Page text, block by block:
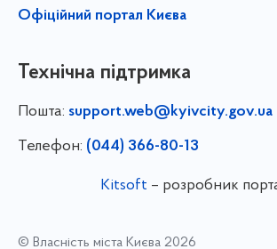
Офіційний портал Києва
Технічна підтримка
Пошта: support.web@kyivcity.gov.ua
Телефон: (044) 366-80-13
Kitsoft – розробник
© Власність міста Києва 2026